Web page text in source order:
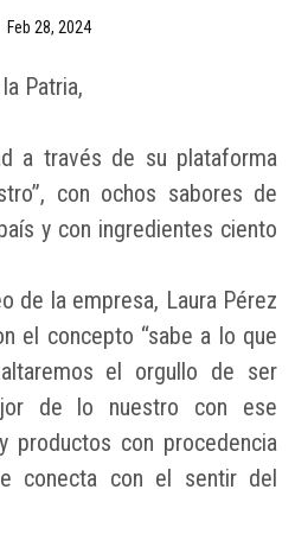
Feb 28, 2024
Patria,
a través de su plataforma
con ochos sabores de
y con ingredientes ciento
de la empresa, Laura Pérez
el concepto “sabe a lo que
el orgullo de ser
de lo nuestro con ese
productos con procedencia
conecta con el sentir del